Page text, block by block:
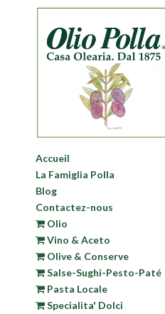
Accueil
La Famiglia Polla
Blog
Contactez-nous
Olio
Vino & Aceto
Olive & Conserve
Salse-Sughi-Pesto-Paté
Pasta Locale
Specialita' Dolci